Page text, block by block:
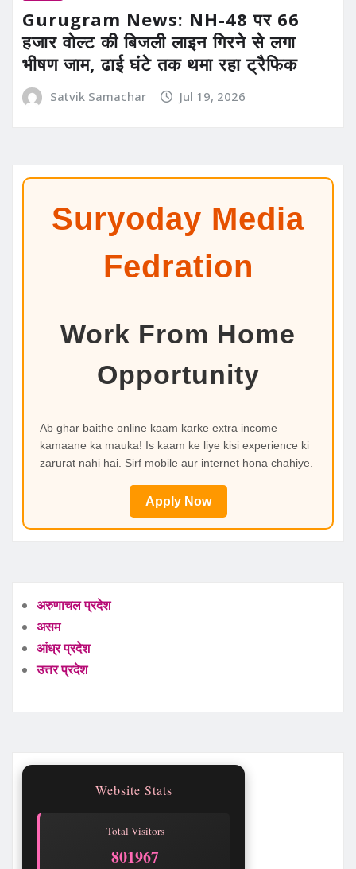
Gurugram News: NH-48 पर 66
हजार वोल्ट की बिजली लाइन गिरने से लगा
भीषण जाम, ढाई घंटे तक थमा रहा ट्रैफिक
Satvik Samachar Jul 19, 2026
Suryoday Media
Fedration
Work From Home
Opportunity
Ab ghar baithe online kaam karke extra income
kamaane ka mauka! Is kaam ke liye kisi experience ki
zarurat nahi hai. Sirf mobile aur internet hona chahiye.
Apply Now
अरुणाचल प्रदेश
असम
आंध्र प्रदेश
उत्तर प्रदेश
Website Stats
Total Visitors
801967